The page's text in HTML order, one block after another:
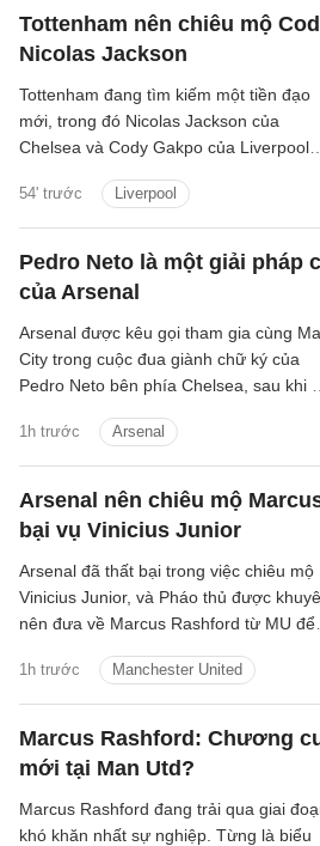
Tottenham nên chiêu mộ
Nicolas Jackson
54' trước Liverpool
Tottenham đang tìm kiếm một tiền đạo
mới, trong đó Nicolas Jackson của
Chelsea và Cody Gakpo của Liverpool
của họ.
Pedro Neto là một giải pháp
của Arsenal
1h trước Arsenal
Arsenal được kêu gọi tham gia cùng
City trong cuộc đua giành chữ ký của
Pedro Neto bên phía Chelsea, sau khi bỏ
Arsenal nên chiêu mộ
bại vụ Vinicius Junior
1h trước Manchester United
Arsenal đã thất bại trong việc chiêu mộ
Vinicius Junior, và Pháo thủ được
nên đưa về Marcus Rashford từ MU để
Marcus Rashford: Chương
mới tại Man Utd?
Marcus Rashford đang trải qua giai
khó khăn nhất sự nghiệp. Từng là biểu